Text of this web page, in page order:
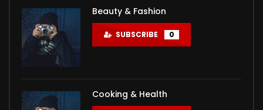
Beauty & Fashion
SUBSCRIBE 0
Cooking & Health